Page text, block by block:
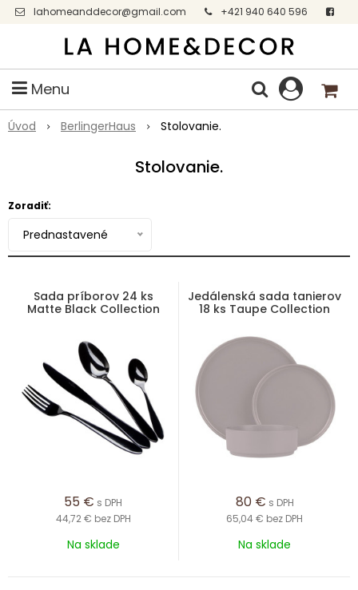
lahomeanddecor@gmail.com
+421 940 640 596
Facebook
Menu
Úvod BerlingerHaus Stolovanie.
Stolovanie.
Zoradiť:
Prednastavené
Sada príborov 24 ks
Matte Black Collection
55 € s DPH
44,72 € bez DPH
Na sklade
Jedálenská sada tanierov
18 ks Taupe Collection
80 € s DPH
65,04 € bez DPH
Na sklade